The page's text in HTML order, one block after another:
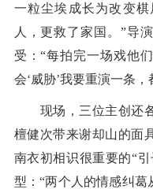
一粒尘埃成长为改变
人，更救了家国。”导
受：“每拍完一场戏他
会‘威胁’我要重演一条
现场，三位主创还各
檀健次带来谢却山的面
南衣初相识很重要的“
型：“两个人的情感纠葛